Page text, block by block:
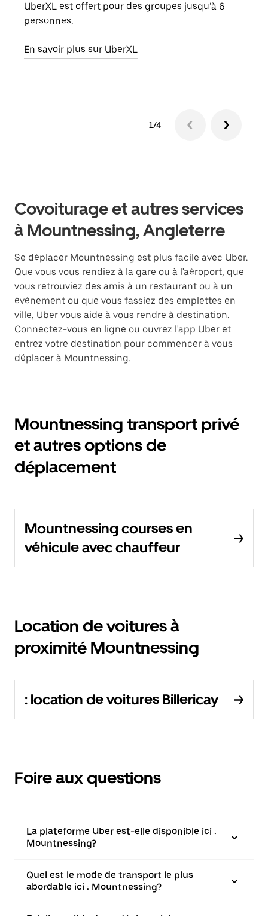
UberXL est offert pour des groupes jusqu’à 6
personnes.
En savoir plus sur UberXL
1/4
Covoiturage et autres services
à Mountnessing, Angleterre
Se déplacer Mountnessing est plus facile avec Uber.
Que vous vous rendiez à la gare ou à l'aéroport, que
vous retrouviez des amis à un restaurant ou à un
événement ou que vous fassiez des emplettes en
ville, Uber vous aide à vous rendre à destination.
Connectez-vous en ligne ou ouvrez l'app Uber et
entrez votre destination pour commencer à vous
déplacer à Mountnessing.
Mountnessing transport privé
et autres options de
déplacement
Mountnessing courses en
véhicule avec chauffeur
Location de voitures à
proximité Mountnessing
: location de voitures Billericay
Foire aux questions
La plateforme Uber est-elle disponible ici :
Mountnessing?
Quel est le mode de transport le plus
abordable ici : Mountnessing?